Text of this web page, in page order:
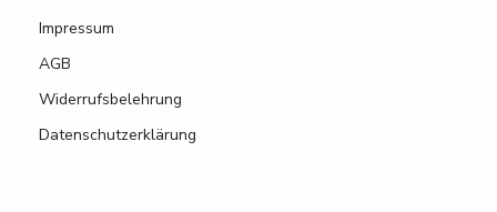
Impressum
AGB
Widerrufsbelehrung
Datenschutzerklärung